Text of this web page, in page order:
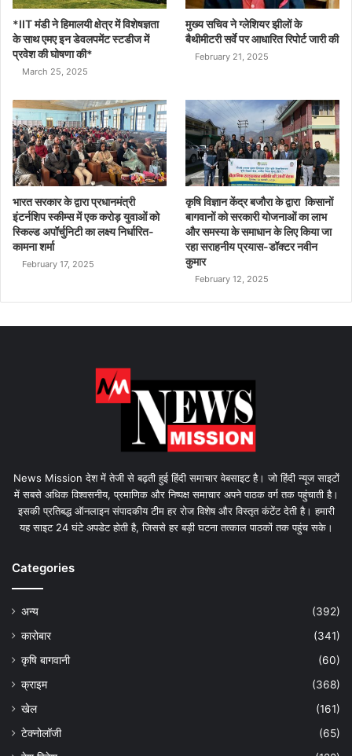
*IIT मंडी ने हिमालयी क्षेत्र में विशेषज्ञता
के साथ एमए इन डेवलपमेंट स्टडीज में
प्रवेश की घोषणा की*
March 25, 2025
मुख्य सचिव ने ग्लेशियर झीलों के
बैथीमीटरी सर्वे पर आधारित रिपोर्ट जारी की
February 21, 2025
भारत सरकार के द्वारा प्रधानमंत्री
इंटर्नशिप स्कीम्स में एक करोड़ युवाओं को
स्किल्ड अपॉर्चुनिटी का लक्ष्य निर्धारित-
कामना शर्मा
February 17, 2025
कृषि विज्ञान केंद्र बजौरा के द्वारा किसानों
बागवानों को सरकारी योजनाओं का लाभ
और समस्या के समाधान के लिए किया जा
रहा सराहनीय प्रयास-डॉक्टर नवीन
कुमार
February 12, 2025
News Mission देश में तेजी से बढ़ती हुई हिंदी समाचार वेबसाइट है। जो हिंदी न्यूज साइटों
में सबसे अधिक विश्वसनीय, प्रमाणिक और निष्पक्ष समाचार अपने पाठक वर्ग तक पहुंचाती है।
इसकी प्रतिबद्ध ऑनलाइन संपादकीय टीम हर रोज विशेष और विस्तृत कंटेंट देती है। हमारी
यह साइट 24 घंटे अपडेट होती है, जिससे हर बड़ी घटना तत्काल पाठकों तक पहुंच सके।
Categories
अन्य
(392)
कारोबार
(341)
कृषि बागवानी
(60)
क्राइम
(368)
खेल
(161)
टेक्नोलॉजी
(65)